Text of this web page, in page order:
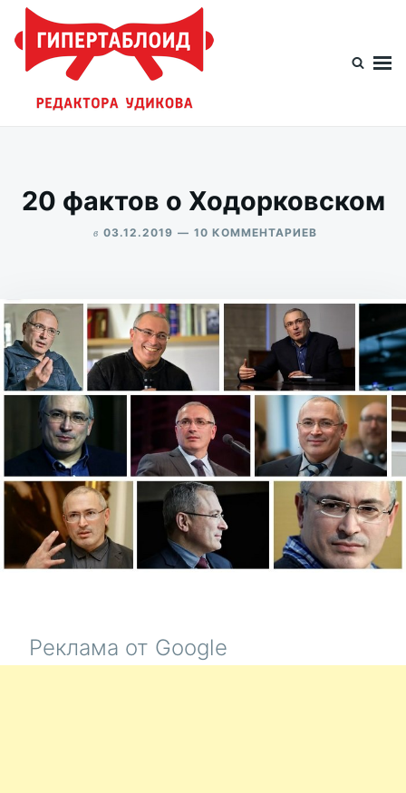
Перейти
содержимому
Искать:
20 фактов о Ходорковском
в 03.12.2019 10 КОММЕНТАРИЕВ
О
Реклама от Google